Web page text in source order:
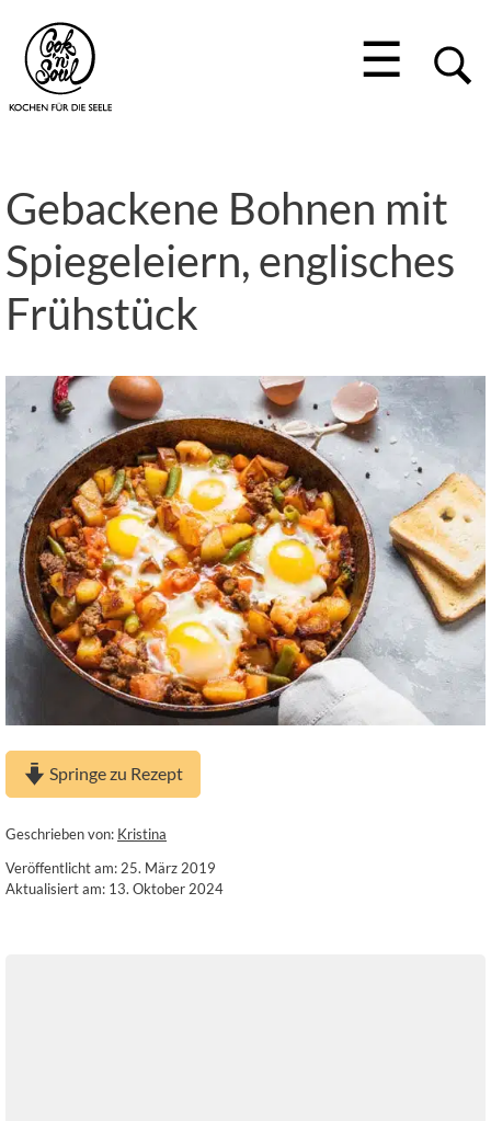
☰
Gebackene Bohnen mit
Spiegeleiern, englisches
Frühstück
Springe zu Rezept
Geschrieben von: Kristina
Veröffentlicht am: 25. März 2019
Aktualisiert am: 13. Oktober 2024